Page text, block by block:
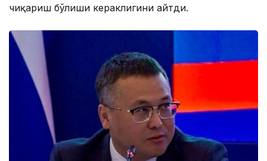
чиқариш бўлиши кераклигини айтди.